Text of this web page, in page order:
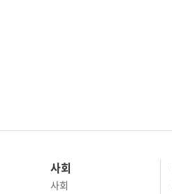
사회
사회